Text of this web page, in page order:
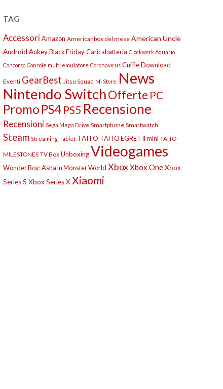
TAG
AccessoriAmazon Americanbox del mese American Uncle
Android AukeyBlack FridayCaricabatteria Clockwork Aquario
Concorso Console multi emulatore Coronavirus CuffieDownload
Eventi GearBest Jitsu Squad Mi Store News
Nintendo SwitchOfferte PC
Promo PS4PS5 Recensione
Recensioni Sega Mega Drive Smartphone Smartwatch
Steam Streaming Tablet TAITO TAITO EGRET II mini TAITO
MILESTONES TV Box UnboxingVideogames
Wonder Boy: Asha in Monster World XboxXbox OneXbox
Series S Xbox Series XXiaomi